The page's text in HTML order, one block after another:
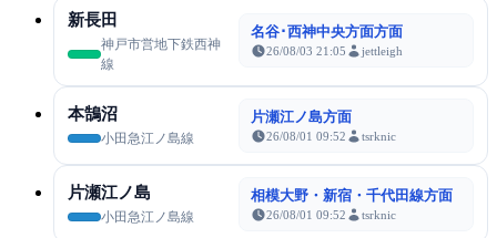
新長田
神戸市営地下鉄西神
線
名谷･西神中央方面方面
26/08/03 21:05 jettleigh
本鵠沼
小田急江ノ島線
片瀬江ノ島方面
26/08/01 09:52 tsrknic
片瀬江ノ島
小田急江ノ島線
相模大野・新宿・千代田線方面
26/08/01 09:52 tsrknic